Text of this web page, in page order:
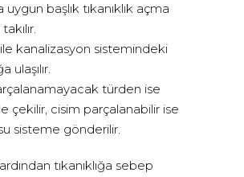
uygun başlık tıkanıklık açma
kanalizasyon sistemindeki
ulaşılır.
türden ise
çekilir, cisim parçalanabilir ise
su sisteme gönderilir.
tıkanıklığa sebep